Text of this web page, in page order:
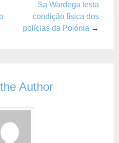
Sa Wardega testa
condição física dos
polícias da Polónia →
Author